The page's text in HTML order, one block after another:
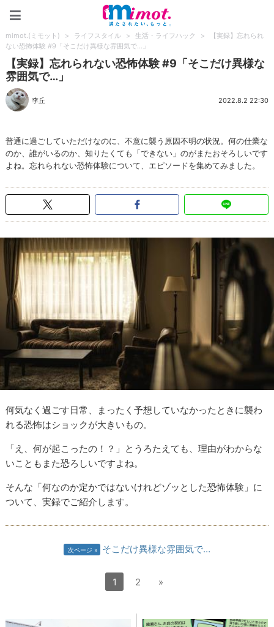
mimot.(ミモット) > ライフスタイル > 生活・ライフハック >
【実録】忘れられ
ない恐怖体験 #9「そこだけ異様な雰囲気で…」
【実録】忘れられない恐怖体験 #9「そこだけ異様な
雰囲気で…」
李丘 2022.8.2 22:30
普通に過ごしていただけなのに、不意に襲う原因不明の状況。何の仕業な
のか、誰がいるのか、知りたくても「できない」のがまたおそろしいです
よね。忘れられない恐怖体験について、エピソードを集めてみました。
何気なく過ごす日常、まったく予想していなかったときに襲わ
れる恐怖はショックが大きいもの。
「え、何が起こったの！？」とうろたえても、理由がわからな
いこともまた恐ろしいですよね。
そんな「何なのか定かではないけれどゾッとした恐怖体験」に
ついて、実録でご紹介します。
次ページ そこだけ異様な雰囲気で…
1 2 »